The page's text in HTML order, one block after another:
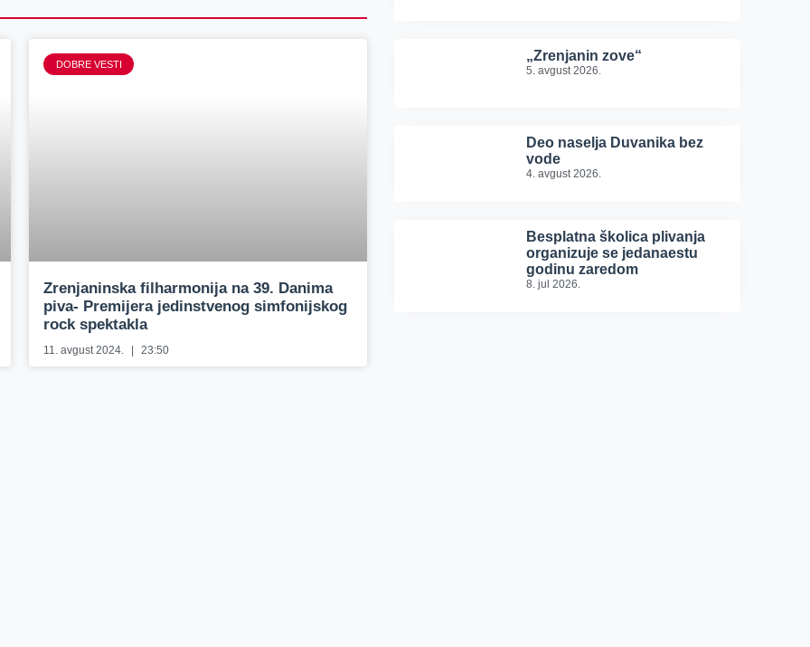
DOBRE VESTI
Zrenjaninska filharmonija na 39. Danima
piva- Premijera jedinstvenog simfonijskog
rock spektakla
11. avgust 2024. 23:50
„Zrenjanin zove“
5. avgust 2026.
Deo naselja Duvanika bez
vode
4. avgust 2026.
Besplatna školica plivanja
organizuje se jedanaestu
godinu zaredom
8. jul 2026.